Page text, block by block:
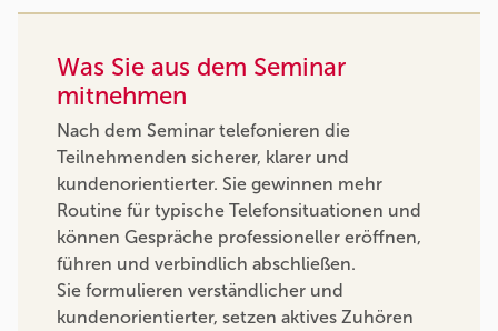
Was Sie aus dem Seminar
mitnehmen
Nach dem Seminar telefonieren die
Teilnehmenden sicherer, klarer und
kundenorientierter. Sie gewinnen mehr
Routine für typische Telefonsituationen und
können Gespräche professioneller eröffnen,
führen und verbindlich abschließen.
Sie formulieren verständlicher und
kundenorientierter, setzen aktives Zuhören